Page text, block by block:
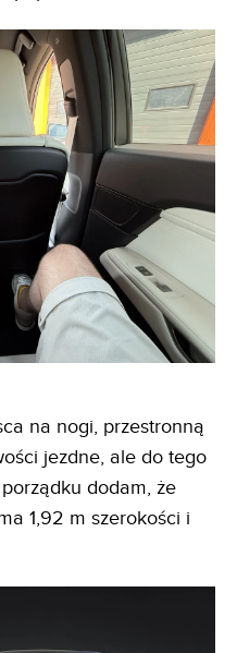
na nogi, przestronną
jezdne, ale do tego
dodam, że
1,92 m szerokości i